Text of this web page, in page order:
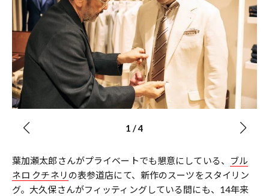
1 /4
葉加瀬太郎さんがプライベートでも懇意にしている、
ブル
ネロ クチネリ の表参道店にて、新作のスーツをスタイリン
グ。大久保さんがフィッティングしている間にも、14年来